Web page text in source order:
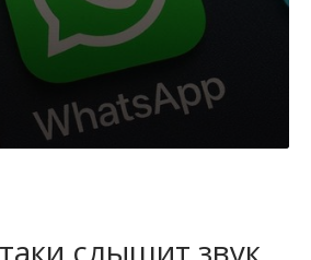
слышит звук